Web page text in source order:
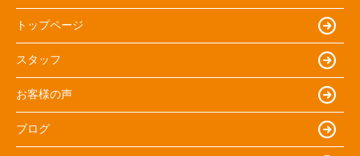
トップページ
スタッフ
お客様の声
ブログ